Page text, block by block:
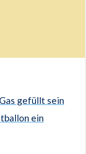
gefüllt sein
ein